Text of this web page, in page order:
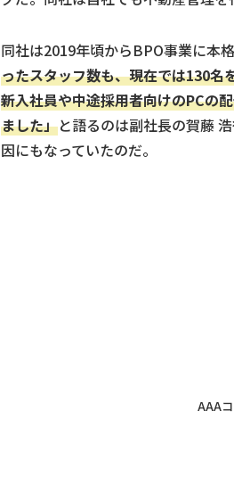
同社は2019年頃からBPO事業に本
ったスタッフ数も、現在では130名
新入社員や中途採用者向けのPCの
ました」と語るのは副社長の賀藤
因にもなっていたのだ。
AAA